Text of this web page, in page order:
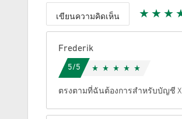
เขียนความคิดเห็น
Frederik
5/5
ตรงตามที่ฉันต้องการสำหรับบัญชี